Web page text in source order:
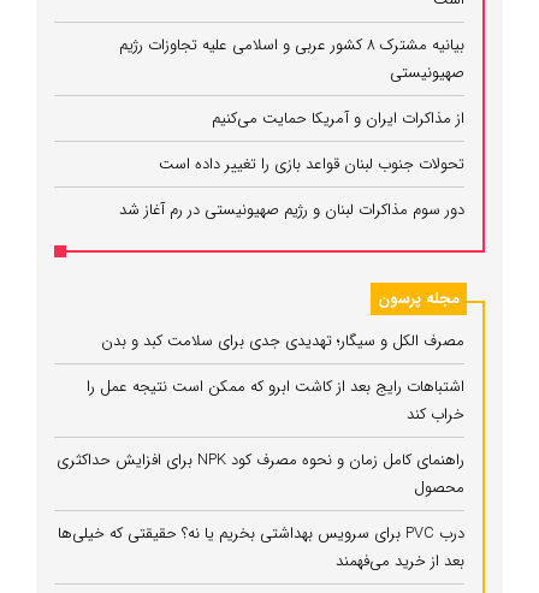
بیانیه مشترک ۸ کشور عربی و اسلامی علیه تجاوزات رژیم
صهیونیستی
از مذاکرات ایران و آمریکا حمایت می‌کنیم
تحولات جنوب لبنان قواعد بازی را تغییر داده است
دور سوم مذاکرات لبنان و رژیم صهیونیستی در رم آغاز شد
مجله پرسون
مصرف الکل و سیگار؛ تهدیدی جدی برای سلامت کبد و بدن
اشتباهات رایج بعد از کاشت ابرو که ممکن است نتیجه عمل را
خراب کند
راهنمای کامل زمان و نحوه مصرف کود NPK برای افزایش حداکثری
محصول
درب PVC برای سرویس بهداشتی بخریم یا نه؟ حقیقتی که خیلی‌ها
بعد از خرید می‌فهمند